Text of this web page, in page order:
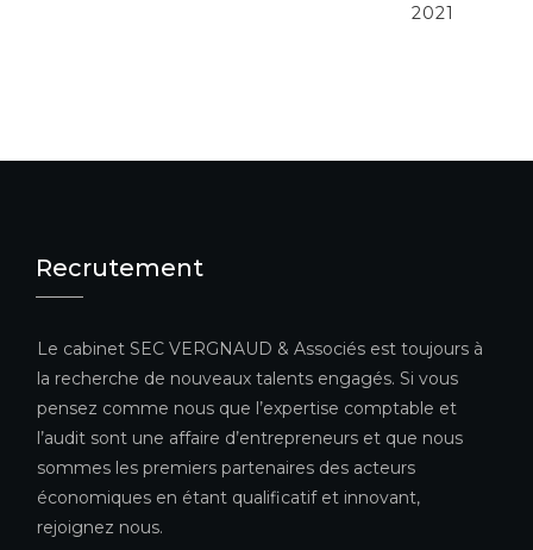
2021
Recrutement
Le cabinet SEC VERGNAUD & Associés est toujours à
la recherche de nouveaux talents engagés. Si vous
pensez comme nous que l’expertise comptable et
l’audit sont une affaire d’entrepreneurs et que nous
sommes les premiers partenaires des acteurs
économiques en étant qualificatif et innovant,
rejoignez nous.